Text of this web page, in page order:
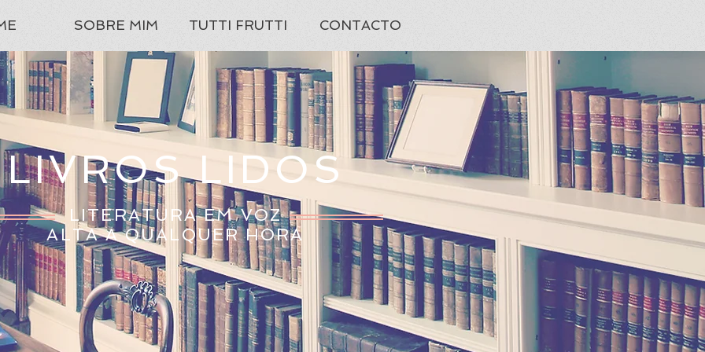
SOBRE MIM TUTTI FRUTTI CONTACTO
LIVROS LIDOS
LITERATURA EM VOZ
ALTA A QUALQUER HORA